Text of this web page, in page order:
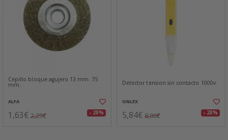
Cepillo bloque agujero 13 mm. 75
mm.
ALFA
1,63€ 2,25€ - 28%
Detector tension sin contacto 1000v.
ONLEX
5,84€ 8,06€ - 28%